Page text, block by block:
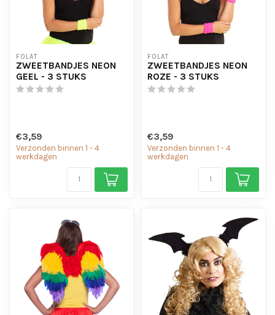
FOLAT
ZWEETBANDJES NEON
GEEL - 3 STUKS
€3,59
Verzonden binnen 1 - 4
werkdagen
FOLAT
ZWEETBANDJES NEON
ROZE - 3 STUKS
€3,59
Verzonden binnen 1 - 4
werkdagen